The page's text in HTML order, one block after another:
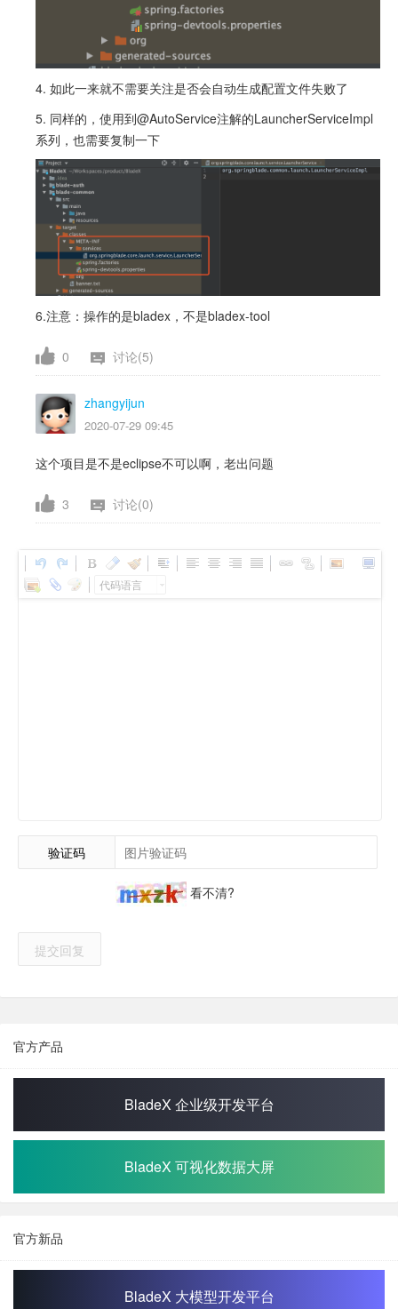
4. 如此一来就不需要关注是否会自动生成配置文件失败了
5. 同样的，使用到@AutoService注解的LauncherServiceImpl
系列，也需要复制一下
6.注意：操作的是bladex，不是bladex-tool
0 讨论(5)
zhangyijun
2020-07-29 09:45
这个项目是不是eclipse不可以啊，老出问题
3 讨论(0)
代码语言
验证码
看不清?
提交回复
官方产品
BladeX 企业级开发平台
BladeX 可视化数据大屏
官方新品
BladeX 大模型开发平台